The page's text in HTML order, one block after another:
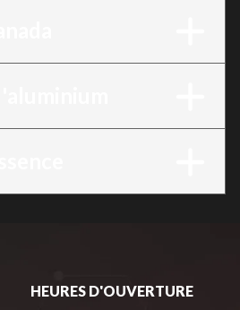
HEURES D'OUVERTURE